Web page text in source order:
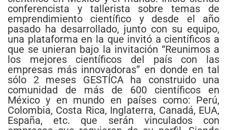
conferencista y tallerista sobre temas de
emprendimiento científico y desde el año
pasado ha desarrollado, junto con su equipo,
una plataforma en la que invitó a científicos a
que se unieran bajo la invitación “Reunimos a
los mejores científicos del país con las
empresas más innovadoras” en donde en tal
sólo 2 meses GESTÍCA ha construido una
comunidad de más de 600 científicos en
México y en mundo en países como: Perú,
Colombia, Costa Rica, Inglaterra, Canadá, EUA,
España, etc. que serán vinculados con